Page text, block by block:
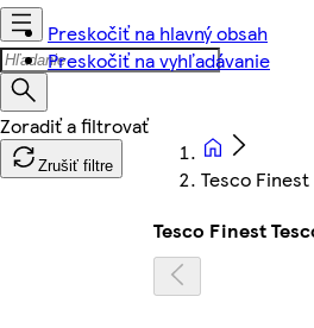
Preskočiť na hlavný obsah
Preskočiť na vyhľadávanie
Zrušiť filtre
Tesco Finest
Tesco Finest